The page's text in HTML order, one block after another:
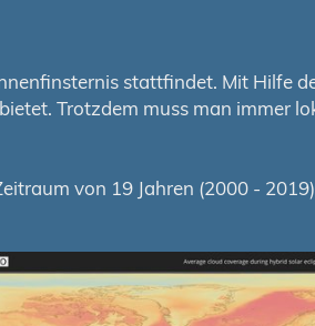
stattfindet. Mit Hilfe
Trotzdem muss man immer
von 19 Jahren (2000 -